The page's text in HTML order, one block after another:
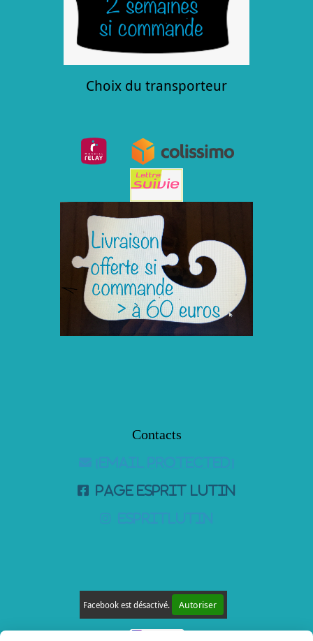
Choix du transporteur
Contacts
 page Esprit Lutin
Facebook est désactivé. Autoriser